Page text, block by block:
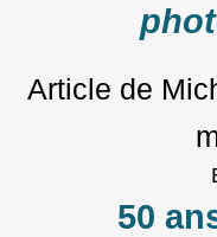
Article de
50